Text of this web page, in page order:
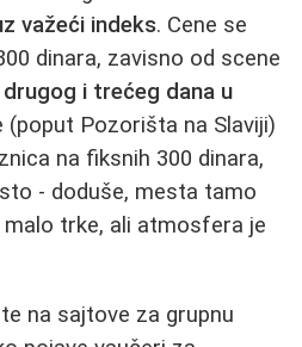
važeći indeks. Cene se
dinara, zavisno od scene
i trećeg dana u
(poput Pozorišta na Slaviji)
na fiksnih 300 dinara,
- doduše, mesta tamo
malo trke, ali atmosfera je
na sajtove za grupnu